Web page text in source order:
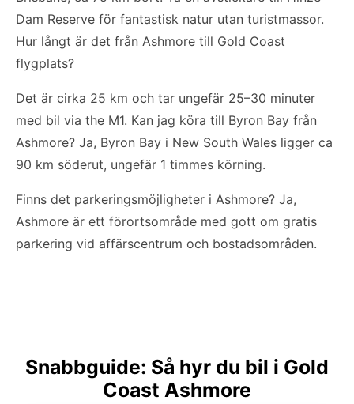
Dam Reserve för fantastisk natur utan turistmassor.
Hur långt är det från Ashmore till Gold Coast
flygplats?
Det är cirka 25 km och tar ungefär 25–30 minuter
med bil via the M1. Kan jag köra till Byron Bay från
Ashmore? Ja, Byron Bay i New South Wales ligger ca
90 km söderut, ungefär 1 timmes körning.
Finns det parkeringsmöjligheter i Ashmore? Ja,
Ashmore är ett förortsområde med gott om gratis
parkering vid affärscentrum och bostadsområden.
Snabbguide: Så hyr du bil i Gold
Coast Ashmore